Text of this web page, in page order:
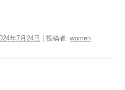
年7月24日 投稿者: women